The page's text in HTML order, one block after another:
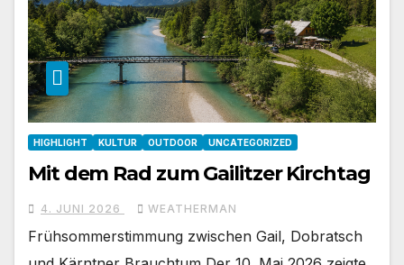
HIGHLIGHT KULTUR OUTDOOR UNCATEGORIZED
Mit dem Rad zum Gailitzer Kirchtag
4. JUNI 2026 WEATHERMAN
Frühsommerstimmung zwischen Gail, Dobratsch